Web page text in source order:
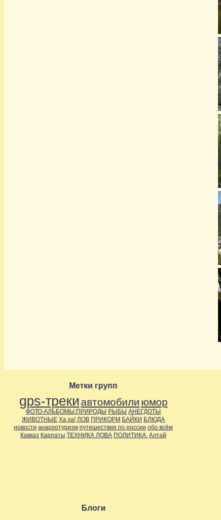
Метки групп
gps-треки автомобили юмор
ФОТО-АЛЬБОМЫ:ПРИРОДЫ РЫБЫ АНЕГДОТЫ
ЖИВОТНЫЕ Ха ха! ЛОВ ПРИКОРМ БАЙКИ БЛЮДА
новости анархотуризм путешествия по россии обо всём
Кавказ Карпаты ТЕХНИКА ЛОВА ПОЛИТИКА. Алтай
Блоги